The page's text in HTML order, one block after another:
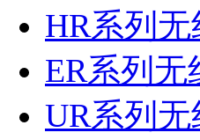
HR系列
ER系列无
UR系列